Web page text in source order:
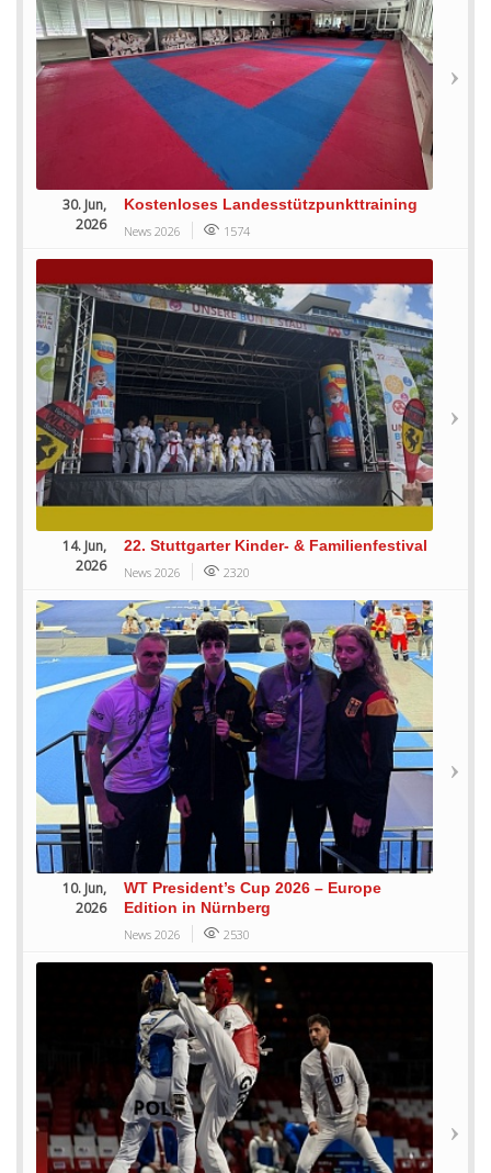
30. Jun,
2026
Kostenloses Landesstützpunkttraining
News 2026 1574
14. Jun,
2026
22. Stuttgarter Kinder- & Familienfestival
News 2026 2320
10. Jun,
2026
WT President’s Cup 2026 – Europe
Edition in Nürnberg
News 2026 2530